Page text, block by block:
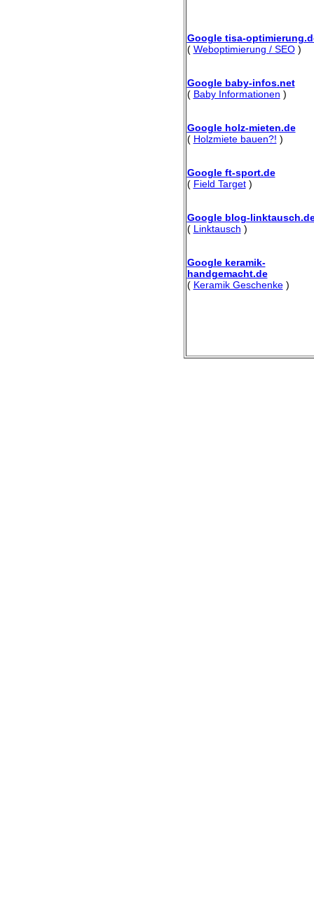
Google tisa-
( Weboptimierung / SEO)
Google baby-infos.net
( Baby Informationen )
Google holz-mieten.de
( Holzmiete bauen?! )
Google ft-sport.de
( Field Target)
Google blog-
( Linktausch )
Google keramik-
handgemacht.de
( Keramik Geschenke)